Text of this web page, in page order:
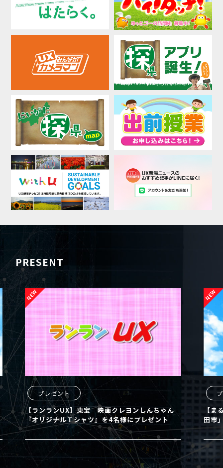
PRESENT
プレゼント
【ランランUX】東宝 映画クレヨンしんちゃん
『オリジナルＴシャツ』を4名様にプレゼント
プレ
【まる
田市」